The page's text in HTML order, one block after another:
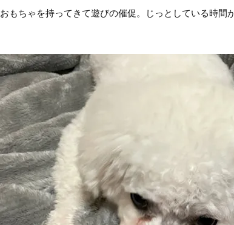
おもちゃを持ってきて遊びの催促。じっとしている時間